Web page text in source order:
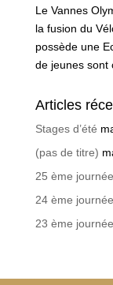
Le Vannes
la fusion du
possède une
de jeunes sont
Articles
Stages d’été
(pas de titre)
25 ème
24 ème
23 ème